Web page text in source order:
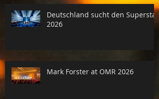
Deutschland sucht den Superstar
2026
Mark Forster at OMR 2026